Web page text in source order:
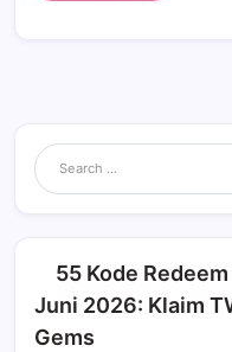
55 Kode
Juni 2026: Klaim
Gems